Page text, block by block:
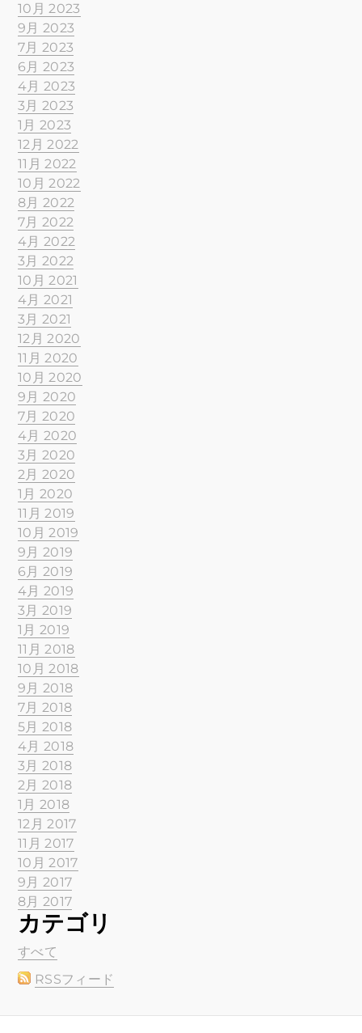
10月 2023
9月 2023
7月 2023
6月 2023
4月 2023
3月 2023
1月 2023
12月 2022
11月 2022
10月 2022
8月 2022
7月 2022
4月 2022
3月 2022
10月 2021
4月 2021
3月 2021
12月 2020
11月 2020
10月 2020
9月 2020
7月 2020
4月 2020
3月 2020
2月 2020
1月 2020
11月 2019
10月 2019
9月 2019
6月 2019
4月 2019
3月 2019
1月 2019
11月 2018
10月 2018
9月 2018
7月 2018
5月 2018
4月 2018
3月 2018
2月 2018
1月 2018
12月 2017
11月 2017
10月 2017
9月 2017
8月 2017
カテゴリ
すべて
RSSフィード